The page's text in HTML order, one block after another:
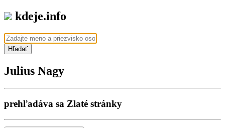
kdeje.info
Hľadať
Julius Nagy
prehľadáva sa Zlaté stránky